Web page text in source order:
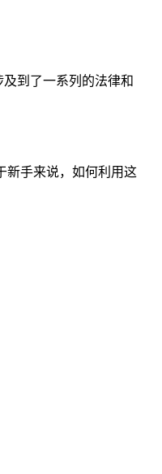
到了一系列的法律和
新手来说，如何利用这